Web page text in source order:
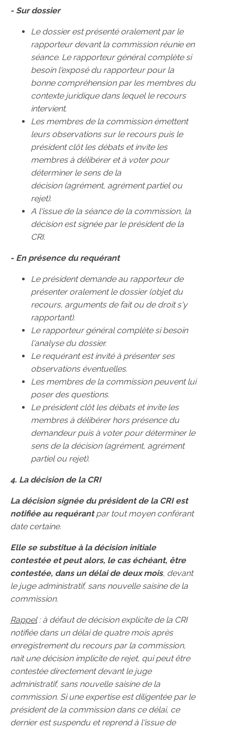
- Sur dossier
Le dossier est présenté oralement par le
rapporteur devant la commission réunie en
séance. Le rapporteur général complète si
besoin l'exposé du rapporteur pour la
bonne compréhension par les membres du
contexte juridique dans lequel le recours
intervient.
Les membres de la commission émettent
leurs observations sur le recours puis le
président clôt les débats et invite les
membres à délibérer et à voter pour
déterminer le sens de la
décision (agrément, agrément partiel ou
rejet).
A l'issue de la séance de la commission, la
décision est signée par le président de la
CRI.
- En présence du requérant
Le président demande au rapporteur de
présenter oralement le dossier (objet du
recours, arguments de fait ou de droit s'y
rapportant).
Le rapporteur général complète si besoin
l'analyse du dossier.
Le requérant est invité à présenter ses
observations éventuelles.
Les membres de la commission peuvent lui
poser des questions.
Le président clôt les débats et invite les
membres à délibérer hors présence du
demandeur puis à voter pour déterminer le
sens de la décision (agrément, agrément
partiel ou rejet).
4. La décision de la CRI
La décision signée du président de la CRI est
notifiée au requérantpar tout moyen conférant
date certaine.
Elle se substitue à la décision initiale
contestée et peut alors, le cas échéant, être
contestée, dans un délai de deux mois, devant
le juge administratif, sans nouvelle saisine de la
commission.
Rappel: à défaut de décision explicite de la CRI
notifiée dans un délai de quatre mois après
enregistrement du recours par la commission,
nait une décision implicite de rejet, qui peut être
contestée directement devant le juge
administratif, sans nouvelle saisine de la
commission. Si une expertise est diligentée par le
président de la commission dans ce délai, ce
dernier est suspendu et reprend à l'issue de